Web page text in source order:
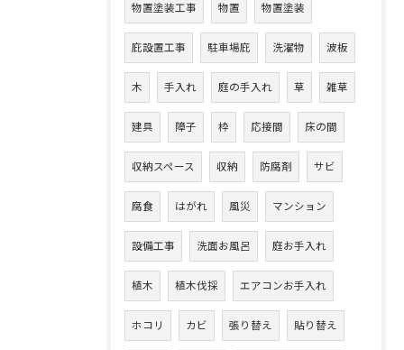
物置塗装工事 物置 物置塗装
庇設置工事 駐車場庇 洗濯物 波板
木 手入れ 庭の手入れ 草 雑草
建具 障子 枠 応接間 床の間
収納スペース 収納 防腐剤 サビ
腐食 はがれ 風災 マンション
設備工事 洗面お風呂 庭お手入れ
植木 植木伐採 エアコンお手入れ
ホコリ カビ 張り替え 貼り替え